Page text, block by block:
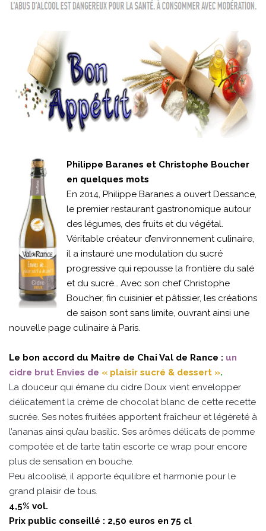
Philippe Baranes et Christophe Boucher
en quelques mots
En 2014, Philippe Baranes a ouvert Dessance,
le premier restaurant gastronomique autour
des légumes, des fruits et du végétal.
Véritable créateur d’environnement culinaire,
il a instauré une modulation du sucré
progressive qui repousse la frontière du salé
et du sucré… Avec son chef Christophe
Boucher, fin cuisinier et pâtissier, les créations
de saison sont sans limite, ouvrant ainsi une
nouvelle page culinaire à Paris.
Le bon accord du Maitre de Chai Val de Rance : un
cidre brut Envies de « plaisir sucré & dessert ».
La douceur qui émane du cidre Doux vient envelopper
délicatement la crème de chocolat blanc de cette recette
sucrée. Ses notes fruitées apportent fraîcheur et légèreté à
l’ananas ainsi qu’au basilic. Ses arômes délicats de pomme
compotée et de tarte tatin escorte ce wrap pour encore
plus de sensation en bouche.
Peu alcoolisé, il apporte équilibre et harmonie pour le
grand plaisir de tous.
4,5% vol.
Prix public conseillé : 2,50 euros en 75 cl